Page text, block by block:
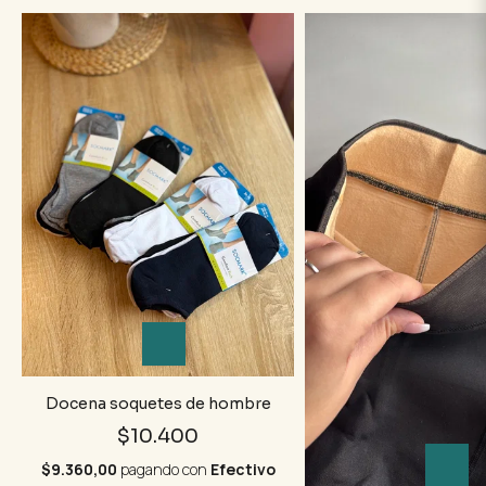
Docena soquetes de hombre
$10.400
$9.360,00 pagando con Efectivo